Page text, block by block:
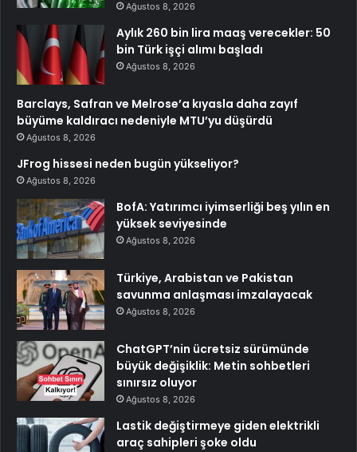
Ağustos 8, 2026
Aylık 260 bin lira maaş verecekler: 50
bin Türk işçi alımı başladı
Ağustos 8, 2026
Barclays, Safran ve Melrose’a kıyasla daha zayıf
büyüme kaldıracı nedeniyle MTU’yu düşürdü
Ağustos 8, 2026
JFrog hissesi neden bugün yükseliyor?
Ağustos 8, 2026
BofA: Yatırımcı iyimserliği beş yılın en
yüksek seviyesinde
Ağustos 8, 2026
Türkiye, Arabistan ve Pakistan
savunma anlaşması imzalayacak
Ağustos 8, 2026
ChatGPT’nin ücretsiz sürümünde
büyük değişiklik: Metin sohbetleri
sınırsız oluyor
Ağustos 8, 2026
Lastik değiştirmeye giden elektrikli
araç sahipleri şoke oldu